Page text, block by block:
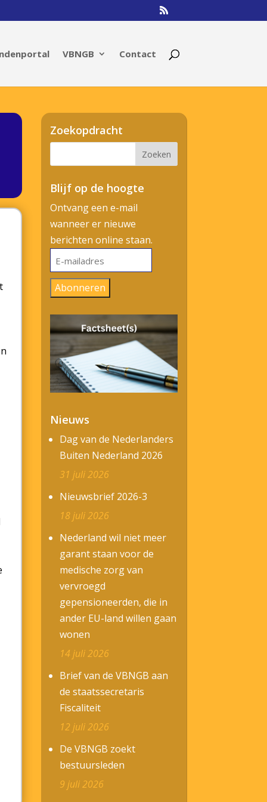
VBNGB Contact
Zoekopdracht
Blijf op de hoogte
Ontvang een e-mail
wanneer er nieuwe
berichten online staan.
E-
mailadres
Abonneren
Nieuws
Dag van de Nederlanders
Buiten Nederland 2026
31 juli 2026
Nieuwsbrief 2026-3
18 juli 2026
Nederland wil niet meer
garant staan voor de
medische zorg van
vervroegd
gepensioneerden, die in
ander EU-land willen gaan
wonen
14 juli 2026
Brief van de VBNGB aan
de staatssecretaris
Fiscaliteit
12 juli 2026
De VBNGB zoekt
bestuursleden
9 juli 2026